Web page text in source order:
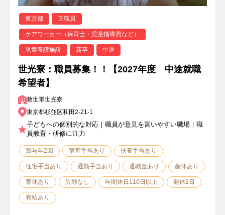
東京都 正職員
ケアワーカー（保育士・児童指導員など）
児童養護施設 新卒 中途
世光寮：職員募集！！【2027年度 中途就職
希望者】
救世軍世光寮
東京都杉並区和田2-21-1
子どもへの個別的な対応｜職員が意見を言いやすい職場｜職
員教育・研修に注力
賞与年2回 宿直手当あり 扶養手当あり
住宅手当あり 通勤手当あり 退職金あり 産休あり
育休あり 異動なし 年間休日110日以上 週休2日
有給あり